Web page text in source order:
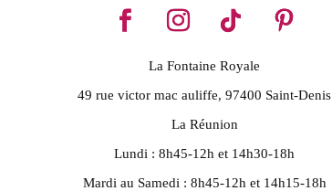
La Fontaine Royale
49 rue victor mac auliffe, 97400 Saint-Denis
La Réunion
Lundi : 8h45-12h et 14h30-18h
Mardi au Samedi : 8h45-12h et 14h15-18h